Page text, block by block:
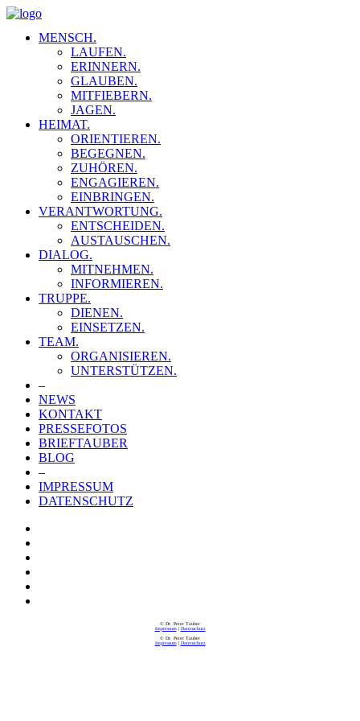
MENSCH.
LAUFEN.
ERINNERN.
GLAUBEN.
MITFIEBERN.
JAGEN.
HEIMAT.
ORIENTIEREN.
BEGEGNEN.
ZUHÖREN.
ENGAGIEREN.
EINBRINGEN.
VERANTWORTUNG.
ENTSCHEIDEN.
AUSTAUSCHEN.
DIALOG.
MITNEHMEN.
INFORMIEREN.
TRUPPE.
DIENEN.
EINSETZEN.
TEAM.
ORGANISIEREN.
UNTERSTÜTZEN.
–
NEWS
KONTAKT
PRESSEFOTOS
BRIEFTAUBER
BLOG
–
IMPRESSUM
DATENSCHUTZ
© Dr. Peter Tauber
Impressum| Datenschutz
© Dr. Peter Tauber
Impressum| Datenschutz